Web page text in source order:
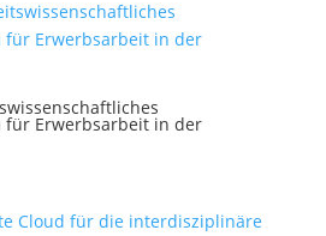
für Erwerbsarbeit in der